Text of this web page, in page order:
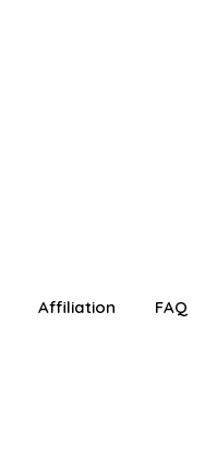
Affiliation FAQ